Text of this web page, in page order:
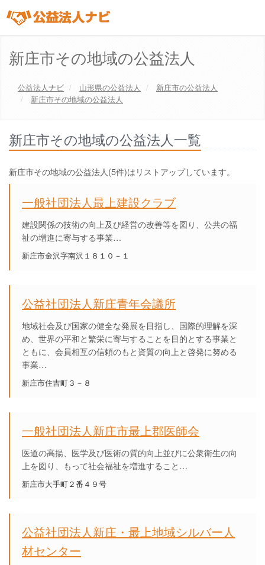
新庄市その地域の公益法人
公益法人ナビ 山形県の公益法人 新庄市の公益法人
新庄市その地域の公益法人
新庄市その地域の公益法人一覧
新庄市その地域の公益法人(5件)はリストアップしています。
一般社団法人最上建設クラブ
建設関係の技術の向上及び経営の改善等を図り、公共の福
祉の増進に寄与する事業…
新庄市金沢字南沢１８１０－１
公益社団法人新庄青年会議所
地域社会及び国家の健全な発展を目指し、国際的理解を深
め、世界の平和と繁栄に寄与することを目的とする事業と
ともに、会員相互の信頼のもと資質の向上と啓発に努める
事業…
新庄市住吉町３－８
一般社団法人新庄市最上郡医師会
医道の高揚、医学及び医術の質的向上並びに公衆衛生の向
上を図り、もって社会福祉を増進すること…
新庄市大手町２番４９号
公益社団法人新庄・最上地域シルバー人
材センター